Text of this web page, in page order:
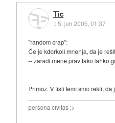
Tic
::5. jun 2005, 01:37
"random crap":
Če je kdorkoli mnenja, da je
-- zaradi mene prav tako lahko
Primoz. V tisti temi smo rekli,
persona civitas ;>